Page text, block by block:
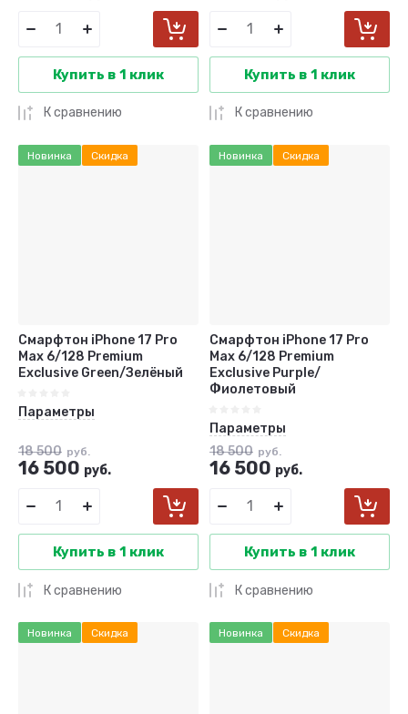
Купить в 1 клик
К сравнению
Купить в 1 клик
К сравнению
Новинка Скидка
Смарфтон iPhone 17 Pro
Max 6/128 Premium
Exclusive Green/Зелёный
Параметры
18 500 руб.
16 500 руб.
Купить в 1 клик
К сравнению
Новинка Скидка
Смарфтон iPhone 17 Pro
Max 6/128 Premium
Exclusive Purple/
Фиолетовый
Параметры
18 500 руб.
16 500 руб.
Купить в 1 клик
К сравнению
Новинка Скидка Новинка Скидка